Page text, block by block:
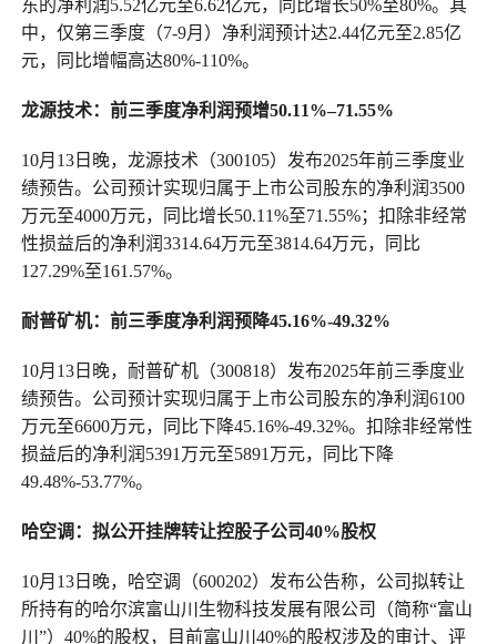
东的净利润5.52亿元至6.62亿元，同比增长50%至80%。其
中，仅第三季度（7-9月）净利润预计达2.44亿元至2.85亿
元，同比增幅高达80%-110%。
龙源技术： 前三季度净利润预增50.11%–71.55%
10月13日晚，龙源技术（300105）发布2025年前三季度业
绩预告。公司预计实现归属于上市公司股东的净利润3500
万元至4000万元，同比增长50.11%至71.55%；扣除非经常
性损益后的净利润3314.64万元至3814.64万元，同比
127.29%至161.57%。
耐普矿机： 前三季度净利润预降45.16%-49.32%
10月13日晚，耐普矿机（300818）发布2025年前三季度业
绩预告。公司预计实现归属于上市公司股东的净利润6100
万元至6600万元，同比下降45.16%-49.32%。扣除非经常性
损益后的净利润5391万元至5891万元，同比下降
49.48%-53.77%。
哈空调 ： 拟公开挂牌转让控股子公司40%股权
10月13日晚，哈空调（600202）发布公告称，公司拟转让
所持有的哈尔滨富山川生物科技发展有限公司（简称“富山
川”）40%的股权，目前富山川40%的股权涉及的审计、评